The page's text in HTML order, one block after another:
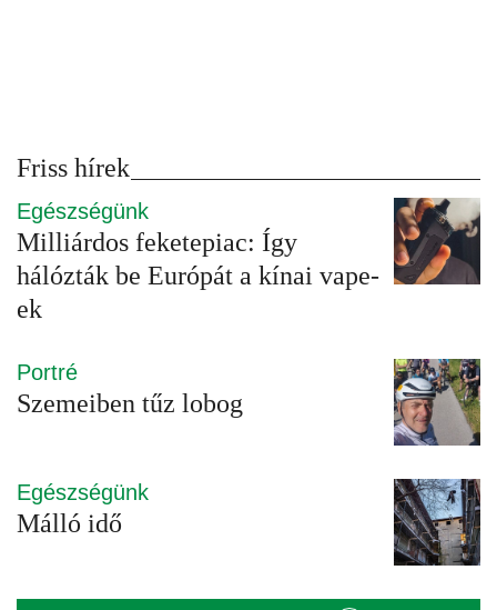
Friss hírek
Egészségünk
Milliárdos feketepiac: Így
hálózták be Európát a kínai vape-
ek
Portré
Szemeiben tűz lobog
Egészségünk
Málló idő